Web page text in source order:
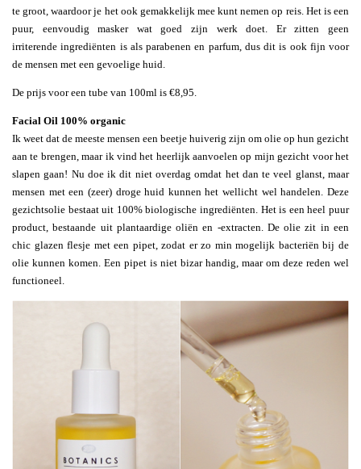
te groot, waardoor je het ook gemakkelijk mee kunt nemen op reis. Het is een
puur, eenvoudig masker wat goed zijn werk doet. Er zitten geen
irriterende ingrediënten is als parabenen en parfum, dus dit is ook fijn voor
de mensen met een gevoelige huid.
De prijs voor een tube van 100ml is €8,95.
Facial Oil 100% organic
Ik weet dat de meeste mensen een beetje huiverig zijn om olie op hun gezicht
aan te brengen, maar ik vind het heerlijk aanvoelen op mijn gezicht voor het
slapen gaan! Nu doe ik dit niet overdag omdat het dan te veel glanst, maar
mensen met een (zeer) droge huid kunnen het wellicht wel handelen. Deze
gezichtsolie bestaat uit 100% biologische ingrediënten. Het is een heel puur
product, bestaande uit plantaardige oliën en -extracten. De olie zit in een
chic glazen flesje met een pipet, zodat er zo min mogelijk bacteriën bij de
olie kunnen komen. Een pipet is niet bizar handig, maar om deze reden wel
functioneel.